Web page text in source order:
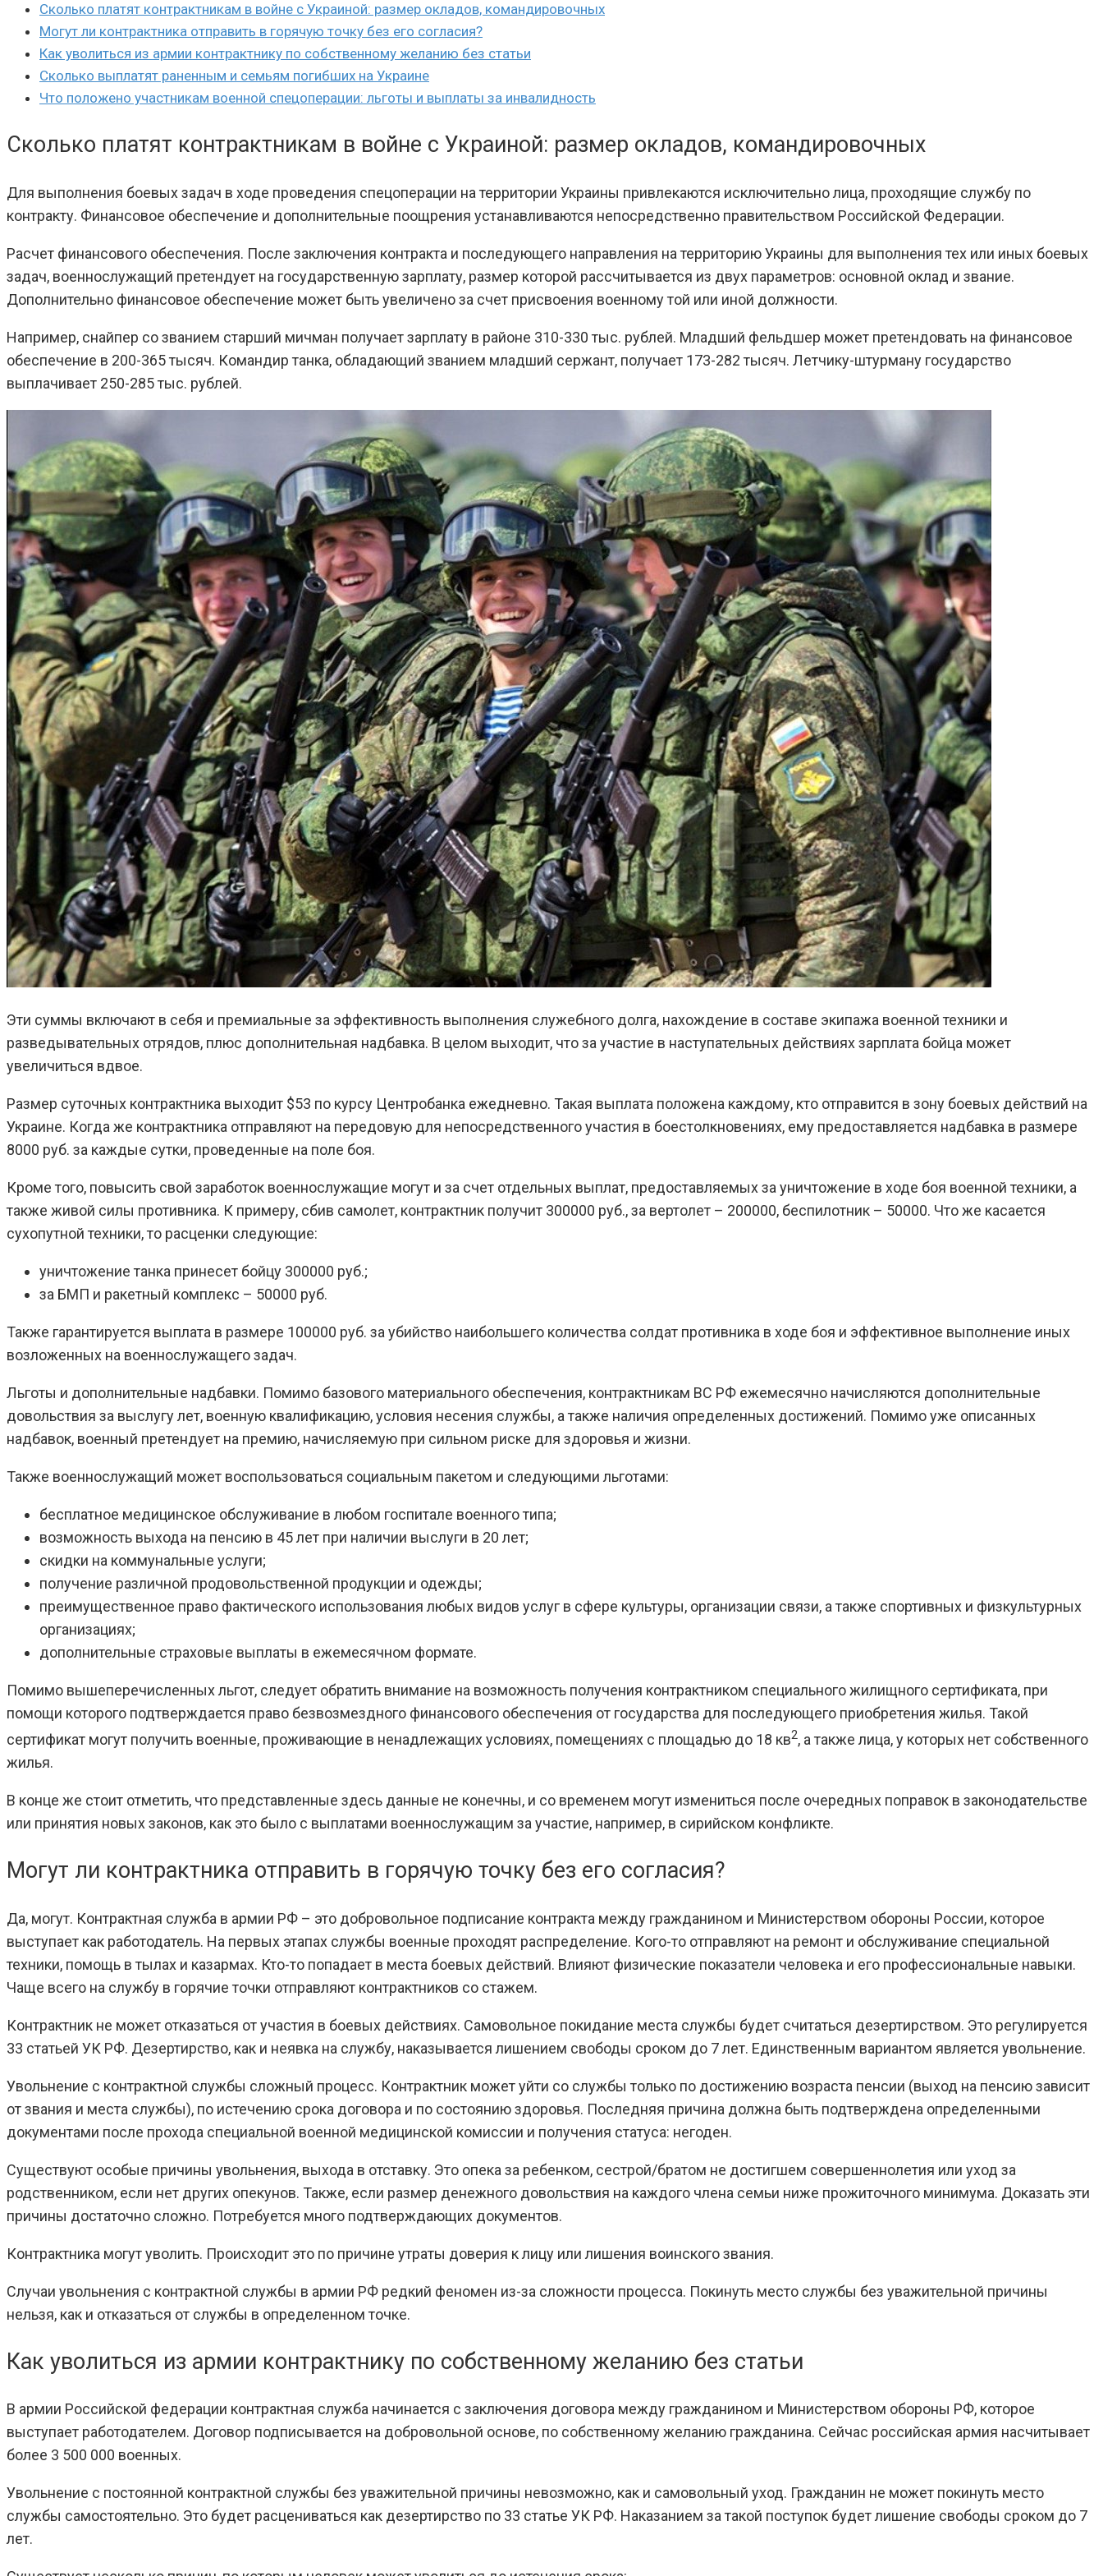
Сколько платят контрактникам в войне с Украиной: размер окладов, командировочных
Могут ли контрактника отправить в горячую точку без его согласия?
Как уволиться из армии контрактнику по собственному желанию без статьи
Сколько выплатят раненным и семьям погибших на Украине
Что положено участникам военной спецоперации: льготы и выплаты за инвалидность
Сколько платят контрактникам в войне с Украиной: размер окладов, командировочных
Для выполнения боевых задач в ходе проведения спецоперации на территории Украины привлекаются исключительно лица, проходящие службу по
контракту. Финансовое обеспечение и дополнительные поощрения устанавливаются непосредственно правительством Российской Федерации.
Расчет финансового обеспечения. После заключения контракта и последующего направления на территорию Украины для выполнения тех или иных боевых
задач, военнослужащий претендует на государственную зарплату, размер которой рассчитывается из двух параметров: основной оклад и звание.
Дополнительно финансовое обеспечение может быть увеличено за счет присвоения военному той или иной должности.
Например, снайпер со званием старший мичман получает зарплату в районе 310-330 тыс. рублей. Младший фельдшер может претендовать на финансовое
обеспечение в 200-365 тысяч. Командир танка, обладающий званием младший сержант, получает 173-282 тысяч. Летчику-штурману государство
выплачивает 250-285 тыс. рублей.
Эти суммы включают в себя и премиальные за эффективность выполнения служебного долга, нахождение в составе экипажа военной техники и
разведывательных отрядов, плюс дополнительная надбавка. В целом выходит, что за участие в наступательных действиях зарплата бойца может
увеличиться вдвое.
Размер суточных контрактника выходит $53 по курсу Центробанка ежедневно. Такая выплата положена каждому, кто отправится в зону боевых действий на
Украине. Когда же контрактника отправляют на передовую для непосредственного участия в боестолкновениях, ему предоставляется надбавка в размере
8000 руб. за каждые сутки, проведенные на поле боя.
Кроме того, повысить свой заработок военнослужащие могут и за счет отдельных выплат, предоставляемых за уничтожение в ходе боя военной техники, а
также живой силы противника. К примеру, сбив самолет, контрактник получит 300000 руб., за вертолет – 200000, беспилотник – 50000. Что же касается
сухопутной техники, то расценки следующие:
уничтожение танка принесет бойцу 300000 руб.;
за БМП и ракетный комплекс – 50000 руб.
Также гарантируется выплата в размере 100000 руб. за убийство наибольшего количества солдат противника в ходе боя и эффективное выполнение иных
возложенных на военнослужащего задач.
Льготы и дополнительные надбавки. Помимо базового материального обеспечения, контрактникам ВС РФ ежемесячно начисляются дополнительные
довольствия за выслугу лет, военную квалификацию, условия несения службы, а также наличия определенных достижений. Помимо уже описанных
надбавок, военный претендует на премию, начисляемую при сильном риске для здоровья и жизни.
Также военнослужащий может воспользоваться социальным пакетом и следующими льготами:
бесплатное медицинское обслуживание в любом госпитале военного типа;
возможность выхода на пенсию в 45 лет при наличии выслуги в 20 лет;
скидки на коммунальные услуги;
получение различной продовольственной продукции и одежды;
преимущественное право фактического использования любых видов услуг в сфере культуры, организации связи, а также спортивных и физкультурных
организациях;
дополнительные страховые выплаты в ежемесячном формате.
Помимо вышеперечисленных льгот, следует обратить внимание на возможность получения контрактником специального жилищного сертификата, при
помощи которого подтверждается право безвозмездного финансового обеспечения от государства для последующего приобретения жилья. Такой
сертификат могут получить военные, проживающие в ненадлежащих условиях, помещениях с площадью до 18 кв2, а также лица, у которых нет собственного
жилья.
В конце же стоит отметить, что представленные здесь данные не конечны, и со временем могут измениться после очередных поправок в законодательстве
или принятия новых законов, как это было с выплатами военнослужащим за участие, например, в сирийском конфликте.
Могут ли контрактника отправить в горячую точку без его согласия?
Да, могут. Контрактная служба в армии РФ – это добровольное подписание контракта между гражданином и Министерством обороны России, которое
выступает как работодатель. На первых этапах службы военные проходят распределение. Кого-то отправляют на ремонт и обслуживание специальной
техники, помощь в тылах и казармах. Кто-то попадает в места боевых действий. Влияют физические показатели человека и его профессиональные навыки.
Чаще всего на службу в горячие точки отправляют контрактников со стажем.
Контрактник не может отказаться от участия в боевых действиях. Самовольное покидание места службы будет считаться дезертирством. Это регулируется
33 статьей УК РФ. Дезертирство, как и неявка на службу, наказывается лишением свободы сроком до 7 лет. Единственным вариантом является увольнение.
Увольнение с контрактной службы сложный процесс. Контрактник может уйти со службы только по достижению возраста пенсии (выход на пенсию зависит
от звания и места службы), по истечению срока договора и по состоянию здоровья. Последняя причина должна быть подтверждена определенными
документами после прохода специальной военной медицинской комиссии и получения статуса: негоден.
Существуют особые причины увольнения, выхода в отставку. Это опека за ребенком, сестрой/братом не достигшем совершеннолетия или уход за
родственником, если нет других опекунов. Также, если размер денежного довольствия на каждого члена семьи ниже прожиточного минимума. Доказать эти
причины достаточно сложно. Потребуется много подтверждающих документов.
Контрактника могут уволить. Происходит это по причине утраты доверия к лицу или лишения воинского звания.
Случаи увольнения с контрактной службы в армии РФ редкий феномен из-за сложности процесса. Покинуть место службы без уважительной причины
нельзя, как и отказаться от службы в определенном точке.
Как уволиться из армии контрактнику по собственному желанию без статьи
В армии Российской федерации контрактная служба начинается с заключения договора между гражданином и Министерством обороны РФ, которое
выступает работодателем. Договор подписывается на добровольной основе, по собственному желанию гражданина. Сейчас российская армия насчитывает
более 3 500 000 военных.
Увольнение с постоянной контрактной службы без уважительной причины невозможно, как и самовольный уход. Гражданин не может покинуть место
службы самостоятельно. Это будет расцениваться как дезертирство по 33 статье УК РФ. Наказанием за такой поступок будет лишение свободы сроком до 7
лет.